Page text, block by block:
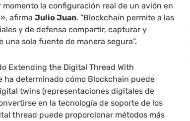
momento la configuración real de un avión en
afirmaJulio Juan. “Blockchain permite a las
y de defensa compartir, capturar y
una sola fuente de manera segura”.
Extending the Digital Thread With
ha determinado cómo Blockchain puede
twins (representaciones digitales de
en la tecnología de soporte de los
thread puede proporcionar métodos más